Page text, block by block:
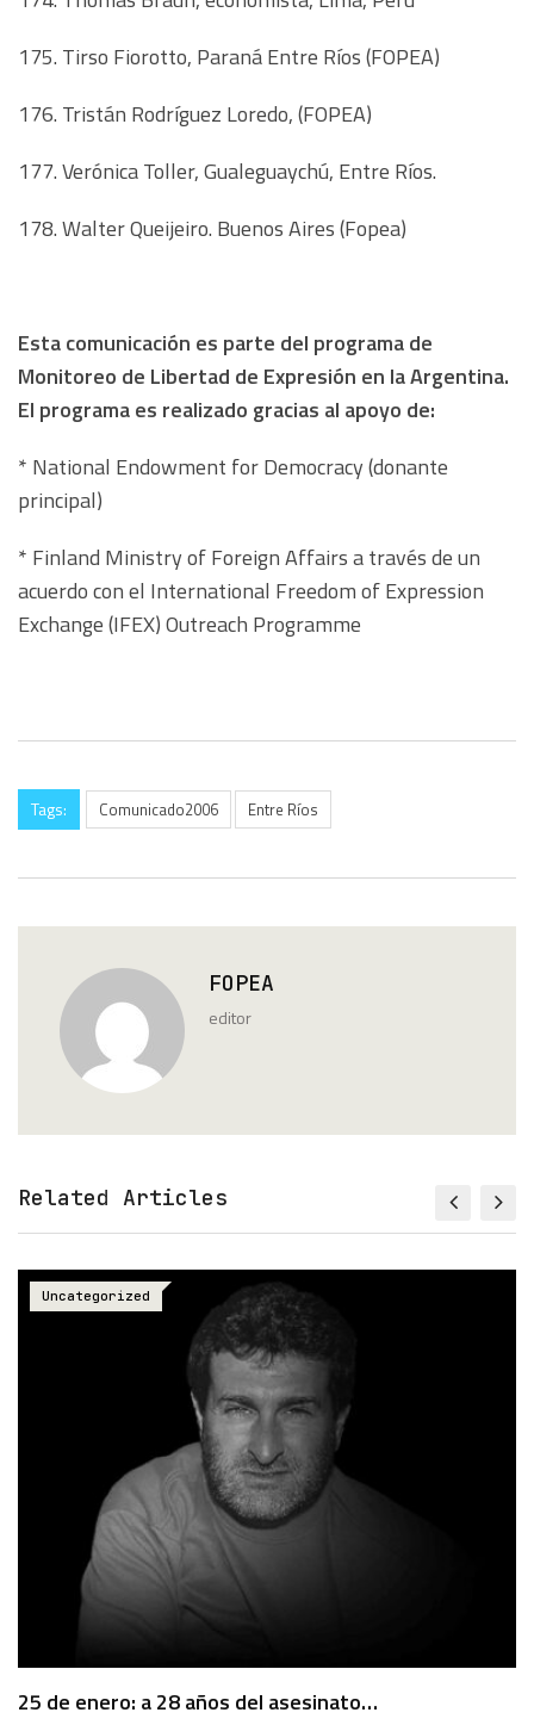
175. Tirso Fiorotto, Paraná Entre Ríos (FOPEA)
176. Tristán Rodríguez Loredo, (FOPEA)
177. Verónica Toller, Gualeguaychú, Entre Ríos.
178. Walter Queijeiro. Buenos Aires (Fopea)
Esta comunicación es parte del programa de
Monitoreo de Libertad de Expresión en la Argentina.
El programa es realizado gracias al apoyo de:
* National Endowment for Democracy (donante
principal)
* Finland Ministry of Foreign Affairs a través de un
acuerdo con el International Freedom of Expression
Exchange (IFEX) Outreach Programme
Tags: Comunicado2006 Entre Ríos
FOPEA
editor
Related Articles
Uncategorized
25 de enero: a 28 años del asesinato…